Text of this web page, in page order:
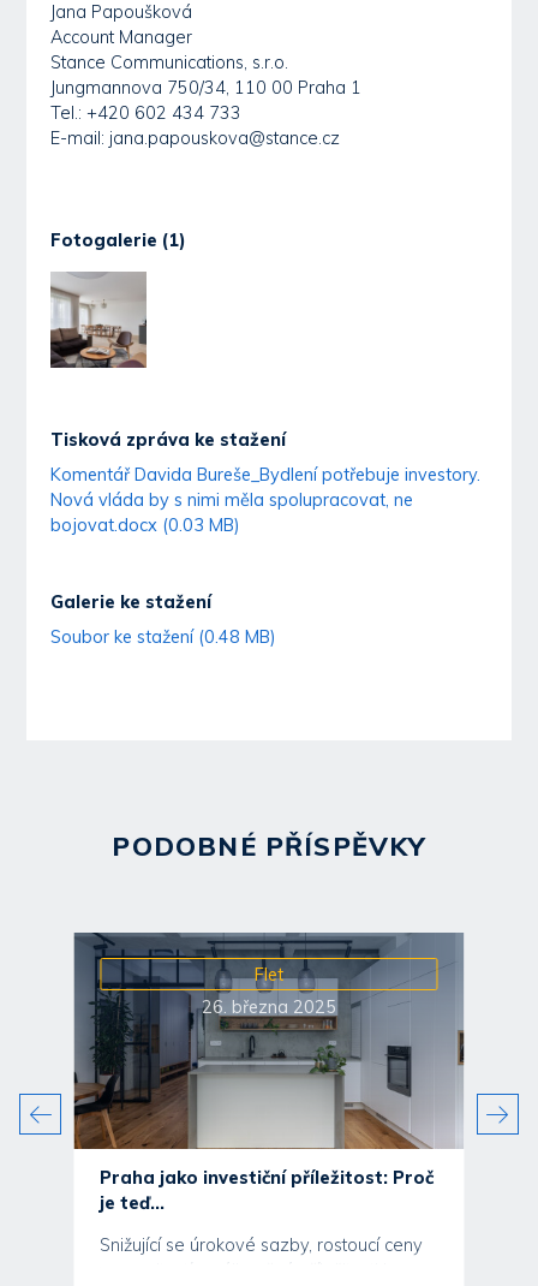
Jana Papoušková
Account Manager
Stance Communications, s.r.o.
Jungmannova 750/34, 110 00 Praha 1
Tel.: +420 602 434 733
E-mail: jana.papouskova@stance.cz
Fotogalerie (1)
Tisková zpráva ke stažení
Komentář Davida Bureše_Bydlení potřebuje investory.
Nová vláda by s nimi měla spolupracovat, ne
bojovat.docx (0.03 MB)
Galerie ke stažení
Soubor ke stažení (0.48 MB)
PODOBNÉ PŘÍSPĚVKY
Flet
26. března 2025
Praha jako investiční příležitost: Proč
je teď...
Snižující se úrokové sazby, rostoucí ceny